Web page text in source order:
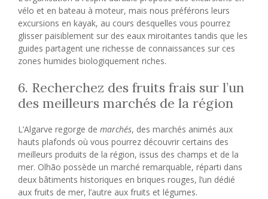
vélo et en bateau à moteur, mais nous préférons leurs
excursions en kayak, au cours desquelles vous pourrez
glisser paisiblement sur des eaux miroitantes tandis que les
guides partagent une richesse de connaissances sur ces
zones humides biologiquement riches.
6. Recherchez des fruits frais sur l’un
des meilleurs marchés de la région
L’Algarve regorge de marchés, des marchés animés aux
hauts plafonds où vous pourrez découvrir certains des
meilleurs produits de la région, issus des champs et de la
mer. Olhão possède un marché remarquable, réparti dans
deux bâtiments historiques en briques rouges, l’un dédié
aux fruits de mer, l’autre aux fruits et légumes.